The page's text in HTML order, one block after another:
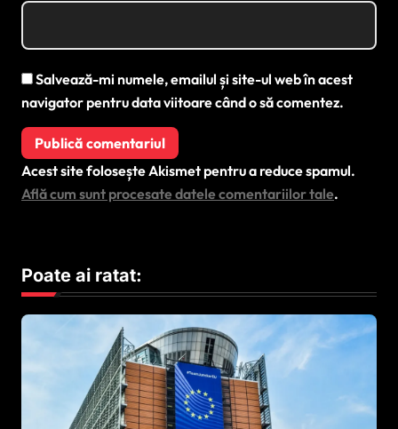
Salvează-mi numele, emailul și site-ul web în acest
navigator pentru data viitoare când o să comentez.
Acest site folosește Akismet pentru a reduce spamul.
Află cum sunt procesate datele comentariilor tale.
Poate ai ratat: